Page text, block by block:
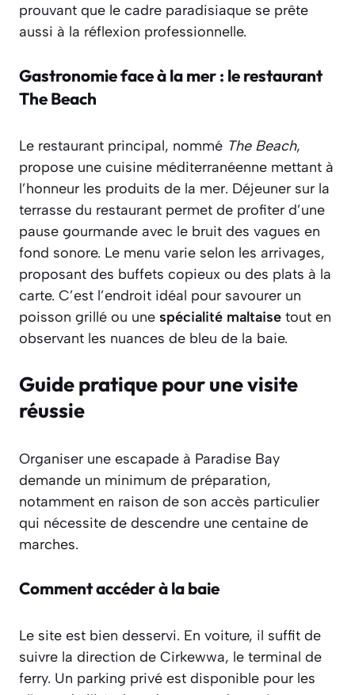
prouvant que le cadre paradisiaque se prête
aussi à la réflexion professionnelle.
Gastronomie face à la mer : le restaurant
The Beach
Le restaurant principal, nommé The Beach,
propose une cuisine méditerranéenne mettant à
l’honneur les produits de la mer. Déjeuner sur la
terrasse du restaurant permet de profiter d’une
pause gourmande avec le bruit des vagues en
fond sonore. Le menu varie selon les arrivages,
proposant des buffets copieux ou des plats à la
carte. C’est l’endroit idéal pour savourer un
poisson grillé ou une spécialité maltaise tout en
observant les nuances de bleu de la baie.
Guide pratique pour une visite
réussie
Organiser une escapade à Paradise Bay
demande un minimum de préparation,
notamment en raison de son accès particulier
qui nécessite de descendre une centaine de
marches.
Comment accéder à la baie
Le site est bien desservi. En voiture, il suffit de
suivre la direction de Cirkewwa, le terminal de
ferry. Un parking privé est disponible pour les